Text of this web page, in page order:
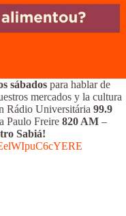
sábados para hablar de
mercados y la cultura
Rádio Universitária 99.9
Paulo Freire 820 AM –
Sabiá!